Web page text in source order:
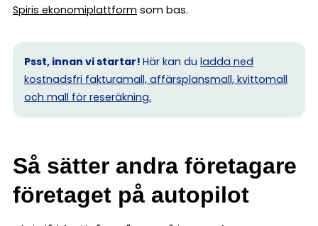
Spiris ekonomiplattform som bas.
Psst, innan vi startar! Här kan du ladda ned
kostnadsfri fakturamall, affärsplansmall, kvittomall
och mall för reseräkning.
Så sätter andra företagare
företaget på autopilot